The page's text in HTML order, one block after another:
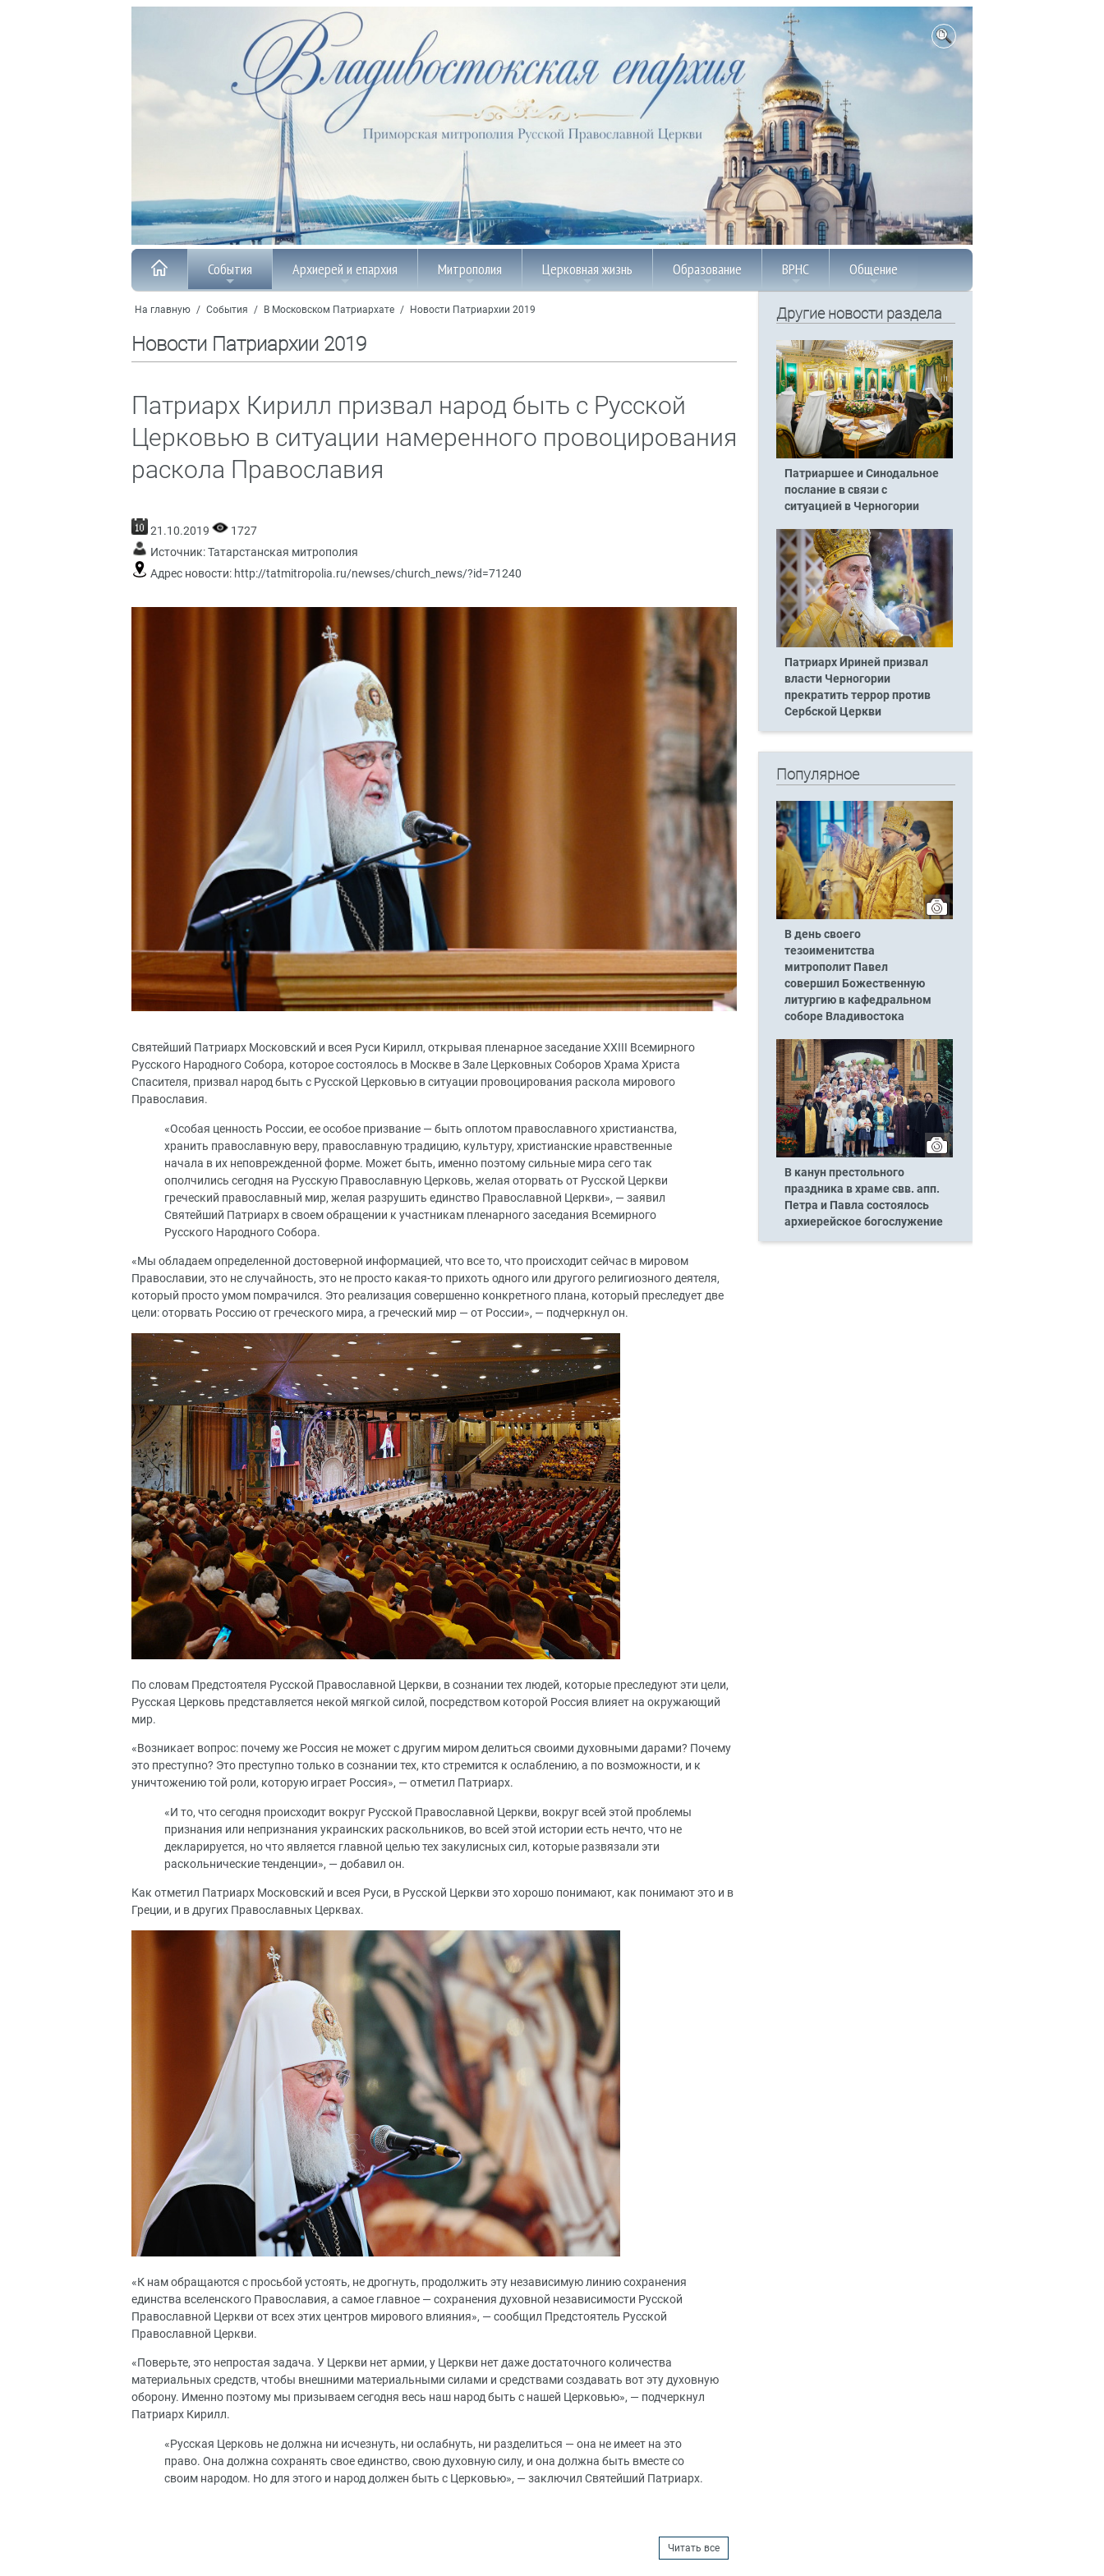
События Архиерей и епархия Митрополия Церковная жизнь Образование ВРНС Общение
На главную / События / В Московском Патриархате / Новости Патриархии 2019
Новости Патриархии 2019
Патриарх Кирилл призвал народ быть с Русской
Церковью в ситуации намеренного провоцирования
раскола Православия
21.10.2019
1727
Источник:Татарстанская митрополия
Адрес новости: http://tatmitropolia.ru/newses/church_news/?id=71240
Святейший Патриарх Московский и всея Руси Кирилл, открывая пленарное заседание XXIII Всемирного
Русского Народного Собора, которое состоялось в Москве в Зале Церковных Соборов Храма Христа
Спасителя, призвал народ быть с Русской Церковью в ситуации провоцирования раскола мирового
Православия.
«Особая ценность России, ее особое призвание — быть оплотом православного христианства,
хранить православную веру, православную традицию, культуру, христианские нравственные
начала в их неповрежденной форме. Может быть, именно поэтому сильные мира сего так
ополчились сегодня на Русскую Православную Церковь, желая оторвать от Русской Церкви
греческий православный мир, желая разрушить единство Православной Церкви», — заявил
Святейший Патриарх в своем обращении к участникам пленарного заседания Всемирного
Русского Народного Собора.
«Мы обладаем определенной достоверной информацией, что все то, что происходит сейчас в мировом
Православии, это не случайность, это не просто какая-то прихоть одного или другого религиозного деятеля,
который просто умом помрачился. Это реализация совершенно конкретного плана, который преследует две
цели: оторвать Россию от греческого мира, а греческий мир — от России», — подчеркнул он.
По словам Предстоятеля Русской Православной Церкви, в сознании тех людей, которые преследуют эти цели,
Русская Церковь представляется некой мягкой силой, посредством которой Россия влияет на окружающий
мир.
«Возникает вопрос: почему же Россия не может с другим миром делиться своими духовными дарами? Почему
это преступно? Это преступно только в сознании тех, кто стремится к ослаблению, а по возможности, и к
уничтожению той роли, которую играет Россия», — отметил Патриарх.
«И то, что сегодня происходит вокруг Русской Православной Церкви, вокруг всей этой проблемы
признания или непризнания украинских раскольников, во всей этой истории есть нечто, что не
декларируется, но что является главной целью тех закулисных сил, которые развязали эти
раскольнические тенденции», — добавил он.
Как отметил Патриарх Московский и всея Руси, в Русской Церкви это хорошо понимают, как понимают это и в
Греции, и в других Православных Церквах.
«К нам обращаются с просьбой устоять, не дрогнуть, продолжить эту независимую линию сохранения
единства вселенского Православия, а самое главное — сохранения духовной независимости Русской
Православной Церкви от всех этих центров мирового влияния», — сообщил Предстоятель Русской
Православной Церкви.
«Поверьте, это непростая задача. У Церкви нет армии, у Церкви нет даже достаточного количества
материальных средств, чтобы внешними материальными силами и средствами создавать вот эту духовную
оборону. Именно поэтому мы призываем сегодня весь наш народ быть с нашей Церковью», — подчеркнул
Патриарх Кирилл.
«Русская Церковь не должна ни исчезнуть, ни ослабнуть, ни разделиться — она не имеет на это
право. Она должна сохранять свое единство, свою духовную силу, и она должна быть вместе со
своим народом. Но для этого и народ должен быть с Церковью», — заключил Святейший Патриарх.
Читать все
Другие новости раздела
Патриаршее и Синодальное
послание в связи с
ситуацией в Черногории
Патриарх Ириней призвал
власти Черногории
прекратить террор против
Сербской Церкви
Популярное
В день своего
тезоименитства
митрополит Павел
совершил Божественную
литургию в кафедральном
соборе Владивостока
В канун престольного
праздника в храме свв. апп.
Петра и Павла состоялось
архиерейское богослужение